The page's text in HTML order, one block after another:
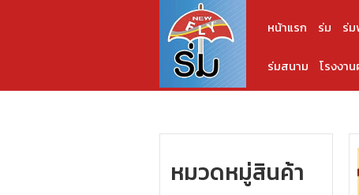
หน้าแรก ร่ม ร่
ร่มสนาม โรงงา
หมวดหมู่สินค้า